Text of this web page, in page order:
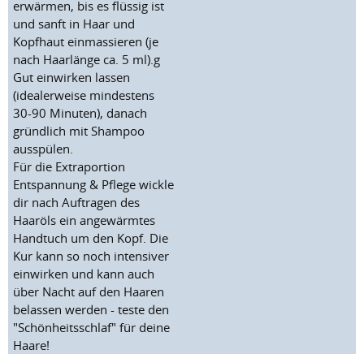
erwärmen, bis es flüssig ist
und sanft in Haar und
Kopfhaut einmassieren (je
nach Haarlänge ca. 5 ml).g
Gut einwirken lassen
(idealerweise mindestens
30-90 Minuten), danach
gründlich mit Shampoo
ausspülen.
Für die Extraportion
Entspannung & Pflege wickle
dir nach Auftragen des
Haaröls ein angewärmtes
Handtuch um den Kopf. Die
Kur kann so noch intensiver
einwirken und kann auch
über Nacht auf den Haaren
belassen werden - teste den
"Schönheitsschlaf" für deine
Haare!